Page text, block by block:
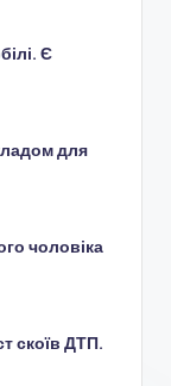
Є
для
чоловіка
скоїв ДТП.